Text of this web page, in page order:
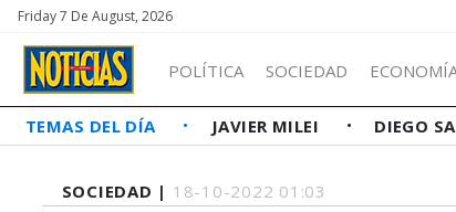
Friday 7 De August, 2026
POLÍTICA SOCIEDAD
TEMAS DEL DÍA JAVIER MILEI DIEGO
SOCIEDAD | 18-10-2022 01:03